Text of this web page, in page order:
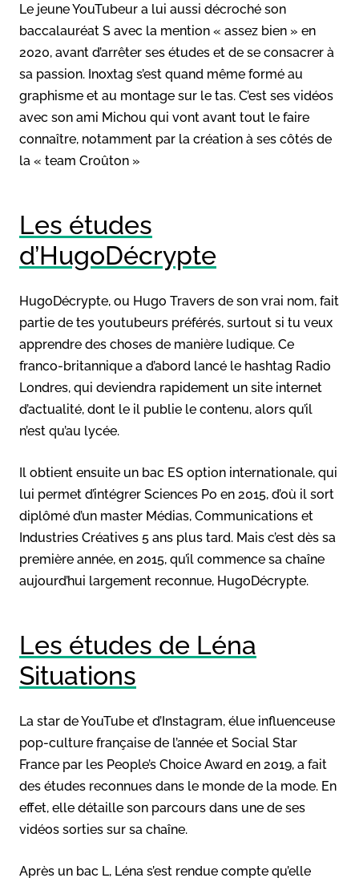
Le jeune YouTubeur a lui aussi décroché son
baccalauréat S avec la mention « assez bien » en
2020, avant d’arrêter ses études et de se consacrer à
sa passion. Inoxtag s’est quand même formé au
graphisme et au montage sur le tas. C’est ses vidéos
avec son ami Michou qui vont avant tout le faire
connaître, notamment par la création à ses côtés de
la « team Croûton »
Les études
d’HugoDécrypte
HugoDécrypte, ou Hugo Travers de son vrai nom, fait
partie de tes youtubeurs préférés, surtout si tu veux
apprendre des choses de manière ludique. Ce
franco-britannique a d’abord lancé le hashtag Radio
Londres, qui deviendra rapidement un site internet
d’actualité, dont le il publie le contenu, alors qu’il
n’est qu’au lycée.
Il obtient ensuite un bac ES option internationale, qui
lui permet d’intégrer Sciences Po en 2015, d’où il sort
diplômé d’un master Médias, Communications et
Industries Créatives 5 ans plus tard. Mais c’est dès sa
première année, en 2015, qu’il commence sa chaîne
aujourd’hui largement reconnue, HugoDécrypte.
Les études de Léna
Situations
La star de YouTube et d’Instagram, élue influenceuse
pop-culture française de l’année et Social Star
France par les People’s Choice Award en 2019, a fait
des études reconnues dans le monde de la mode. En
effet, elle détaille son parcours dans une de ses
vidéos sorties sur sa chaîne.
Après un bac L, Léna s’est rendue compte qu’elle